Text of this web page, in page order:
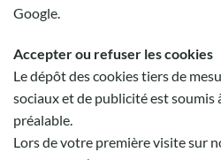
Google.
Accepter ou refuser les cookies
Le dépôt des cookies tiers de
sociaux et de publicité est
préalable.
Lors de votre première visite sur